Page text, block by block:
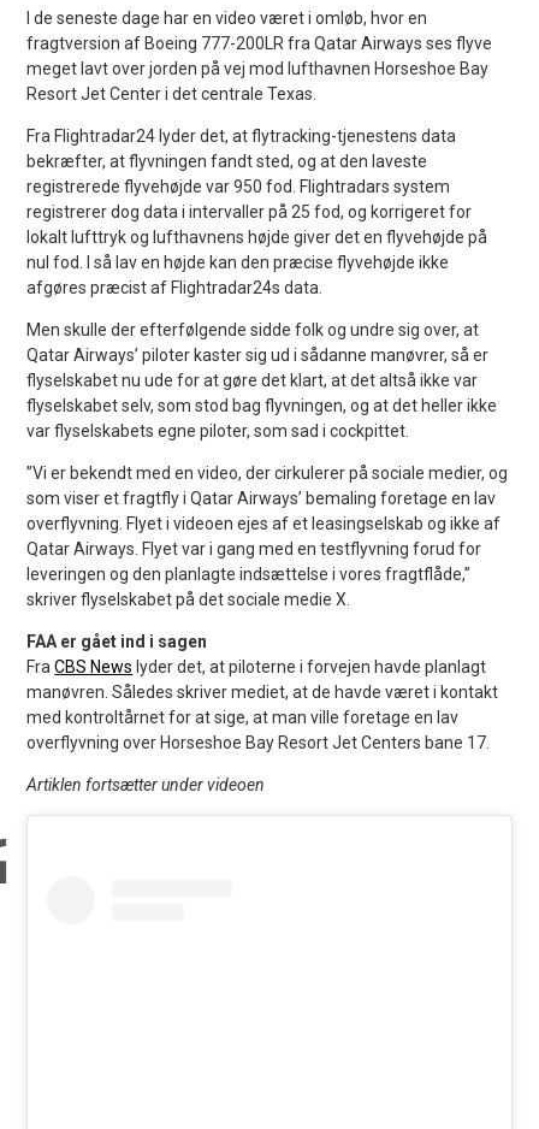
I de seneste dage har en video været i omløb, hvor en
fragtversion af Boeing 777-200LR fra Qatar Airways ses flyve
meget lavt over jorden på vej mod lufthavnen Horseshoe Bay
Resort Jet Center i det centrale Texas.
Fra Flightradar24 lyder det, at flytracking-tjenestens data
bekræfter, at flyvningen fandt sted, og at den laveste
registrerede flyvehøjde var 950 fod. Flightradars system
registrerer dog data i intervaller på 25 fod, og korrigeret for
lokalt lufttryk og lufthavnens højde giver det en flyvehøjde på
nul fod. I så lav en højde kan den præcise flyvehøjde ikke
afgøres præcist af Flightradar24s data.
Men skulle der efterfølgende sidde folk og undre sig over, at
Qatar Airways’ piloter kaster sig ud i sådanne manøvrer, så er
flyselskabet nu ude for at gøre det klart, at det altså ikke var
flyselskabet selv, som stod bag flyvningen, og at det heller ikke
var flyselskabets egne piloter, som sad i cockpittet.
”Vi er bekendt med en video, der cirkulerer på sociale medier, og
som viser et fragtfly i Qatar Airways’ bemaling foretage en lav
overflyvning. Flyet i videoen ejes af et leasingselskab og ikke af
Qatar Airways. Flyet var i gang med en testflyvning forud for
leveringen og den planlagte indsættelse i vores fragtflåde,”
skriver flyselskabet på det sociale medie X.
FAA er gået ind i sagen
FraCBS News lyder det, at piloterne i forvejen havde planlagt
manøvren. Således skriver mediet, at de havde været i kontakt
med kontroltårnet for at sige, at man ville foretage en lav
overflyvning over Horseshoe Bay Resort Jet Centers bane 17.
Artiklen fortsætter under videoen